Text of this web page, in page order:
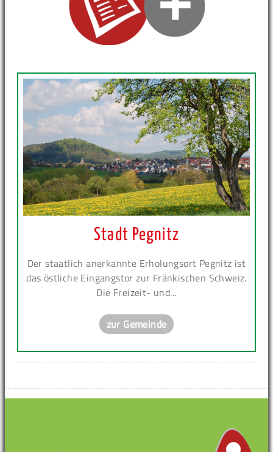
Stadt Pegnitz
Der staatlich anerkannte Erholungsort Pegnitz ist
das östliche Eingangstor zur Fränkischen Schweiz.
Die Freizeit- und...
zur Gemeinde